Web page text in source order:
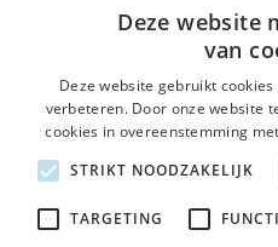
Cliëntenraden
Vraag & Antwoord
De LCR
Contact
Deze website
van
Deze website gebruikt
verbeteren. Door onze website
cookies in overeenstemming
STRIKT NOODZAKELIJK
TARGETING